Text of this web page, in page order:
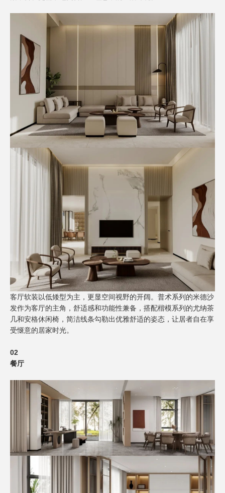
客厅软装以低矮型为主，更显空间视野的开阔。普术系列的米德沙
发作为客厅的主角，舒适感和功能性兼备，搭配楷模系列的尤纳茶
几和安格休闲椅，简洁线条勾勒出优雅舒适的姿态，让居者自在享
受惬意的居家时光。
02
餐厅